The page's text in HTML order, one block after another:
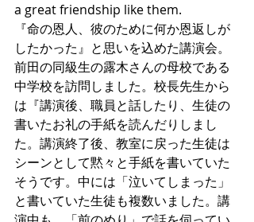
a great friendship like them.
『命の恩人、彼のために何か恩返しが
したかった』と思いを込めた講演会。
前田の同級生の露木さんの母校である
中学校を訪問しました。校長先生から
は『講演後、職員と話したり、生徒の
書いたお礼の手紙を読んだりしまし
た。講演終了後、教室に戻った生徒は
シーンとして黙々と手紙を書いていた
そうです。中には「泣いてしまった」
と書いていた生徒も複数いました。講